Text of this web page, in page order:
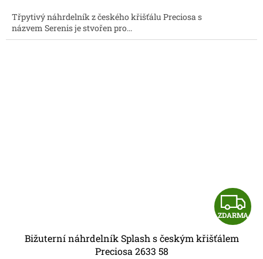
Třpytivý náhrdelník z českého křišťálu Preciosa s
názvem Serenis je stvořen pro...
Z
D
ZDARMA
Bižuterní náhrdelník Splash s českým křišťálem
Preciosa 2633 58